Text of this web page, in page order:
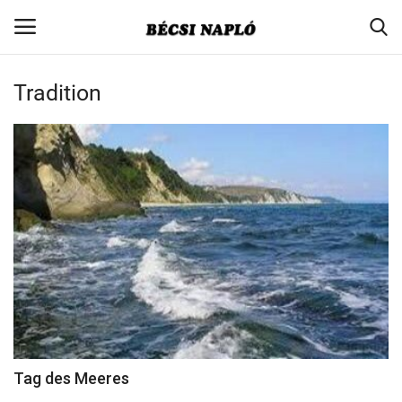
Login
Home
Contact
Aktuell
Gesellschaft
Minderheitenpolitik
Verbandsnachrichten
Tradition
Tag des Meeres